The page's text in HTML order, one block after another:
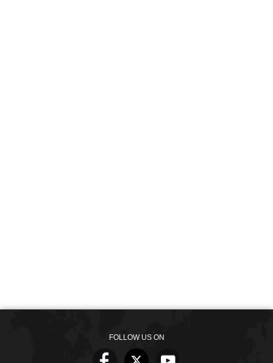
FOLLOW US ON